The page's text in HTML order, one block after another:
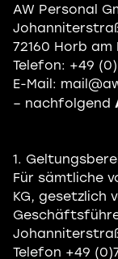
AW Personal
72160 Horb am
Telefon: +49
E-Mail:
– nachfolgend
1.
Für sämtliche
KG, gesetzlich
Telefon +49